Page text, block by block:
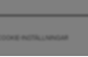
COOKIE-INSTÄLLNINGAR